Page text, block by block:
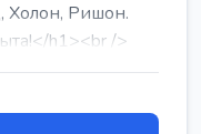
Холон, Ришон.
h1><br />